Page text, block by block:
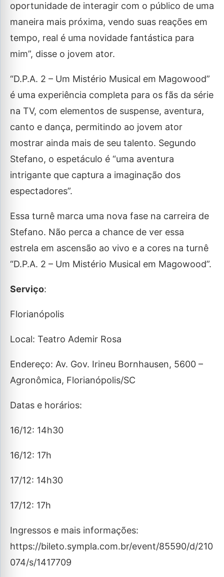
oportunidade de interagir com o público de uma
maneira mais próxima, vendo suas reações em
tempo, real é uma novidade fantástica para
mim”, disse o jovem ator.
“D.P.A. 2 – Um Mistério Musical em Magowood”
é uma experiência completa para os fãs da série
na TV, com elementos de suspense, aventura,
canto e dança, permitindo ao jovem ator
mostrar ainda mais de seu talento. Segundo
Stefano, o espetáculo é “uma aventura
intrigante que captura a imaginação dos
espectadores”.
Essa turnê marca uma nova fase na carreira de
Stefano. Não perca a chance de ver essa
estrela em ascensão ao vivo e a cores na turnê
“D.P.A. 2 – Um Mistério Musical em Magowood”.
Serviço:
Florianópolis
Local: Teatro Ademir Rosa
Endereço: Av. Gov. Irineu Bornhausen, 5600 –
Agronômica, Florianópolis/SC
Datas e horários:
16/12: 14h30
16/12: 17h
17/12: 14h30
17/12: 17h
Ingressos e mais informações:
https://bileto.sympla.com.br/event/85590/d/210
074/s/1417709